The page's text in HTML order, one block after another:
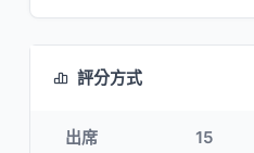
評分方式
出席 15